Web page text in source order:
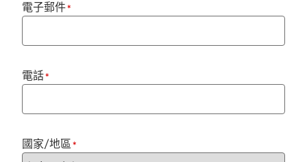
電子郵件*
電話*
國家/地區 *